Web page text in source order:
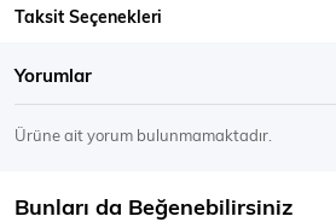
Taksit Seçenekleri
Yorumlar
Ürüne ait yorum bulunmamaktadır.
Bunları da Beğenebilirsiniz